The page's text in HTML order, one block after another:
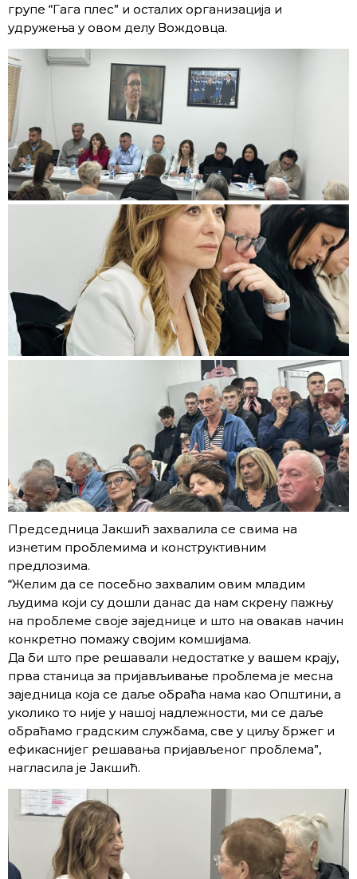
групе “Гага плес” и осталих организација и
удружења у овом делу Вождовца.
Председница Јакшић захвалила се свима на
изнетим проблемима и конструктивним
предлозима.
“Желим да се посебно захвалим овим младим
људима који су дошли данас да нам скрену пажњу
на проблеме своје заједнице и што на овакав начин
конкретно помажу својим комшијама.
Да би што пре решавали недостатке у вашем крају,
прва станица за пријављивање проблема је месна
заједница која се даље обраћа нама као Општини, а
уколико то није у нашој надлежности, ми се даље
обраћамо градским службама, све у циљу бржег и
ефикаснијег решавања пријављеног проблема”,
нагласила је Јакшић.